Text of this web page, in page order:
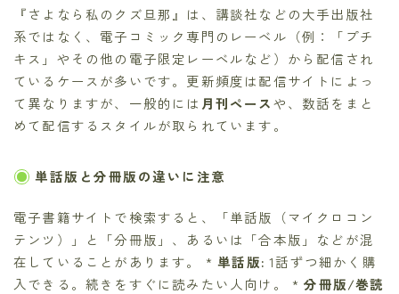
『さよなら私のクズ旦那』は、講談社などの大手出版社
系ではなく、電子コミック専門のレーベル（例：「プチ
キス」やその他の電子限定レーベルなど）から配信され
ているケースが多いです。更新頻度は配信サイトによっ
て異なりますが、一般的には 月刊ペースや、数話をまと
めて配信するスタイルが取られています。
単話版と分冊版の違いに注意
電子書籍サイトで検索すると、「単話版（マイクロコン
テンツ）」と「分冊版」、あるいは「合本版」などが混
在していることがあります。 *単話版: 1話ずつ細かく購
入できる。続きをすぐに読みたい人向け。 *分冊版/巻読